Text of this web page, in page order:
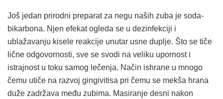
Još jedan prirodni preparat za negu naših zuba je soda-
bikarbona. Njen efekat ogleda se u dezinfekciji i
ublažavanju kisele reakcije unutar usne duplje. Što se tiče
lične odgovornosti, sve se svodi na veliku upornost i
istrajnost u toku samog lečenja. Način ishrane u mnogo
čemu utiče na razvoj gingivitisa pri čemu se mekša hrana
duže zadržava među zubima. Masiranje desni nakon